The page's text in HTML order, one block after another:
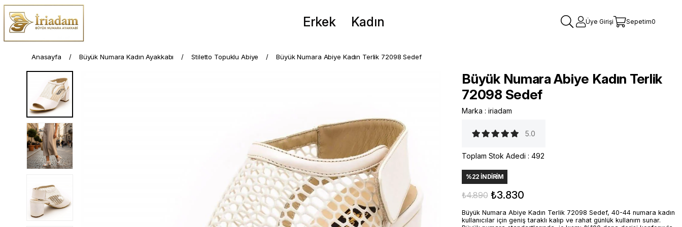
Erkek Kadın Üye Girişi Sepetim0
Anasayfa Büyük Numara Kadın Ayakkabı Stiletto Topuklu Abiye Büyük Numara Abiye Kadın Terlik 72098 Sedef
Büyük Numara Abiye Kadın Terlik
72098 Sedef
Marka : iriadam
5.0
Toplam Stok Adedi : 492
%22 İNDIRIM
₺4.890 ₺3.830
Büyük Numara Abiye Kadın Terlik 72098 Sedef, 40-44 numara kadın
kullanıcılar için geniş taraklı kalıp ve rahat günlük kullanım sunar.